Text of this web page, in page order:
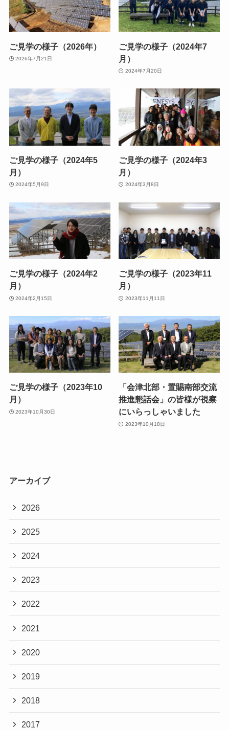
ご見学の様子（2026年）
2026年7月21日
ご見学の様子（2024年7
月）
2024年7月20日
ご見学の様子（2024年5
月）
2024年5月9日
ご見学の様子（2024年3
月）
2024年3月8日
ご見学の様子（2024年2
月）
2024年2月15日
ご見学の様子（2023年11
月）
2023年11月11日
ご見学の様子（2023年10
月）
2023年10月30日
「会津北部・置賜南部交流
推進懇話会」の皆様が視察
にいらっしゃいました
2023年10月18日
アーカイブ
2026
2025
2024
2023
2022
2021
2020
2019
2018
2017